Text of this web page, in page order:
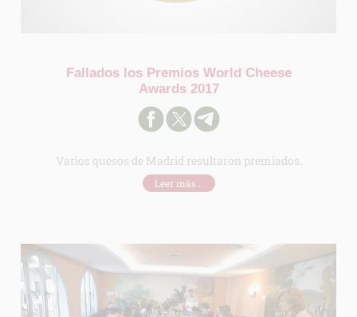
Fallados los Premios World Cheese
Awards 2017
Varios quesos de Madrid resultaron premiados.
Leer más...